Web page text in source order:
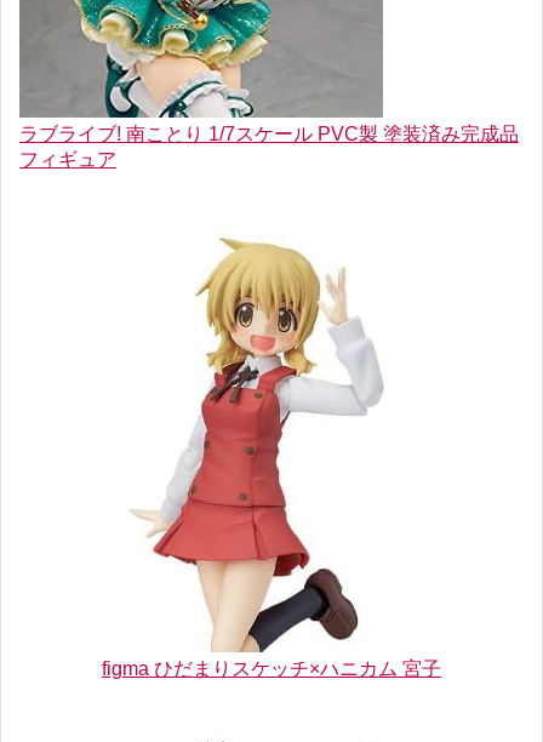
ラブライブ! 南ことり 1/7スケール PVC製 塗装済み完成品
フィギュア
figma ひだまりスケッチ×ハニカム 宮子